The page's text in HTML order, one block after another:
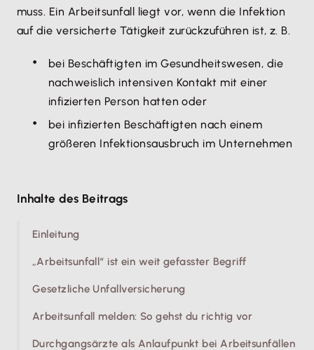
muss. Ein Arbeitsunfall liegt vor, wenn die Infektion
auf die versicherte Tätigkeit zurückzuführen ist, z. B.
bei Beschäftigten im Gesundheitswesen, die
nachweislich intensiven Kontakt mit einer
infizierten Person hatten oder
bei infizierten Beschäftigten nach einem
größeren Infektionsausbruch im Unternehmen
Inhalte des Beitrags
Einleitung
„Arbeitsunfall“ ist ein weit gefasster Begriff
Gesetzliche Unfallversicherung
Arbeitsunfall melden: So gehst du richtig vor
Durchgangsärzte als Anlaufpunkt bei Arbeitsunfällen